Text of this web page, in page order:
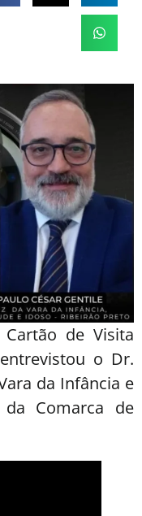
de Visita
o Dr.
da Infância e
Comarca de